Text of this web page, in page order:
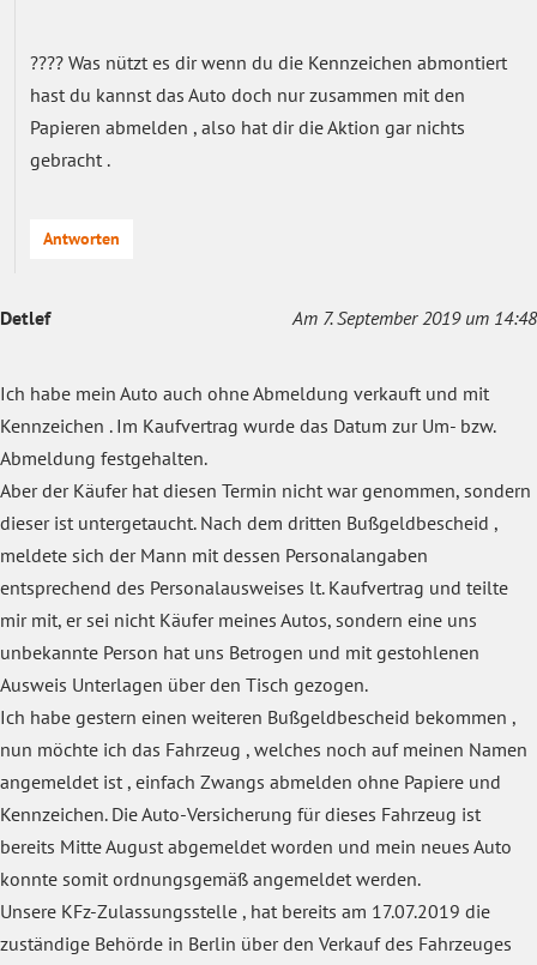
???? Was nützt es dir wenn du die Kennzeichen abmontiert
hast du kannst das Auto doch nur zusammen mit den
Papieren abmelden , also hat dir die Aktion gar nichts
gebracht .
Antworten
Detlef Am 7. September 2019 um 14:48
Ich habe mein Auto auch ohne Abmeldung verkauft und mit
Kennzeichen . Im Kaufvertrag wurde das Datum zur Um- bzw.
Abmeldung festgehalten.
Aber der Käufer hat diesen Termin nicht war genommen, sondern
dieser ist untergetaucht. Nach dem dritten Bußgeldbescheid ,
meldete sich der Mann mit dessen Personalangaben
entsprechend des Personalausweises lt. Kaufvertrag und teilte
mir mit, er sei nicht Käufer meines Autos, sondern eine uns
unbekannte Person hat uns Betrogen und mit gestohlenen
Ausweis Unterlagen über den Tisch gezogen.
Ich habe gestern einen weiteren Bußgeldbescheid bekommen ,
nun möchte ich das Fahrzeug , welches noch auf meinen Namen
angemeldet ist , einfach Zwangs abmelden ohne Papiere und
Kennzeichen. Die Auto-Versicherung für dieses Fahrzeug ist
bereits Mitte August abgemeldet worden und mein neues Auto
konnte somit ordnungsgemäß angemeldet werden.
Unsere KFz-Zulassungsstelle , hat bereits am 17.07.2019 die
zuständige Behörde in Berlin über den Verkauf des Fahrzeuges